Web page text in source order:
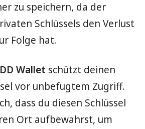
zu speichern, da der
Schlüssels den Verlust
Folge hat.
Wallet schützt deinen
vor unbefugtem Zugriff.
dass du diesen Schlüssel
Ort aufbewahrst, um